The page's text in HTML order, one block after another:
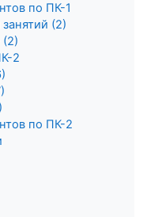
по ПК-1
(2)
2
по ПК-2